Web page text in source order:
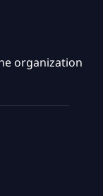
organization